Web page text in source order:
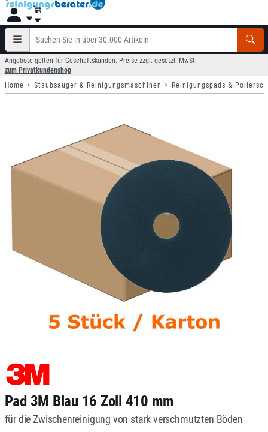
Angebote gelten für Geschäftskunden. Preise zzgl. gesetzl. MwSt.
zum Privatkundenshop
Home
Staubsauger & Reinigungsmaschinen Reinigungspads &
Pad 3M Blau 16 Zoll 410 mm
für die Zwischenreinigung von stark verschmutzten Böden